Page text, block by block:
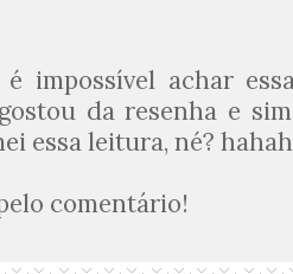
impossível achar
da resenha e
essa leitura, né?
comentário!